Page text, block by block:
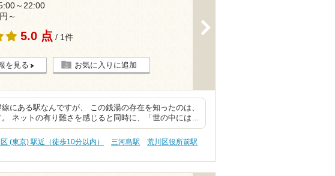
～22:00
～
5.0 点 / 1件
を見る お気に入りに追加
にある駅なんですが、 この銭湯の存在を知ったのは、
ネットの有り難さを感じると同時に、「世の中には…
(東京) 駅近（徒歩10分以内） 三河島駅
荒川区役所前駅